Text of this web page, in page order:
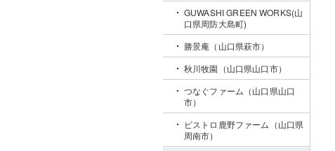
GUWASHI GREEN WORKS(山
口県周防大島町)
勝景庵（山口県萩市）
秋川牧園（山口県山口市）
つなぐファーム（山口県山口
市）
ビストロ鹿野ファーム（山口県
周南市）